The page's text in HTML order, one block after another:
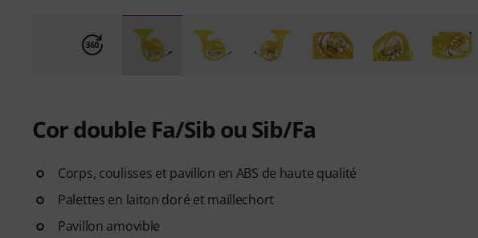
Cor double Fa/Sib ou Sib/Fa
Corps, coulisses et pavillon en ABS de haute qualité
Palettes en laiton doré et maillechort
Pavillon amovible